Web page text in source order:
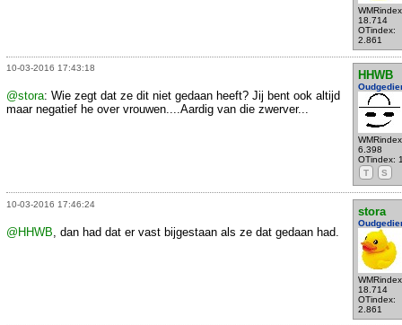
18.714
OTindex:
2.861
10-03-2016 17:43:18
HHWB
6.398
OTindex:
T
S
@stora: Wie zegt dat ze dit niet gedaan heeft? Jij bent ook altijd
maar negatief he over vrouwen....Aardig van die zwerver...
10-03-2016 17:46:24
stora
18.714
OTindex:
2.861
@HHWB , dan had dat er vast bijgestaan als ze dat gedaan had.